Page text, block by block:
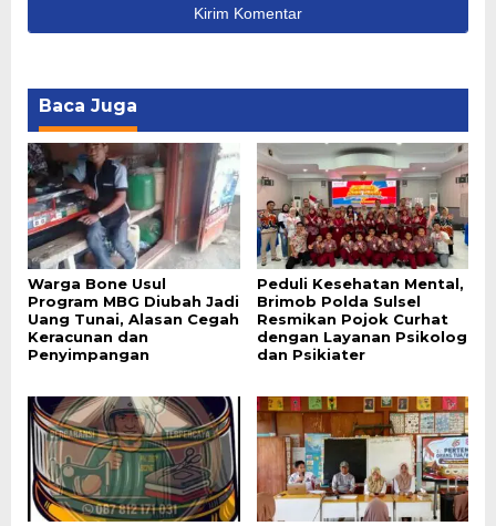
Baca Juga
Warga Bone Usul
Program MBG Diubah Jadi
Uang Tunai, Alasan Cegah
Keracunan dan
Penyimpangan
Peduli Kesehatan Mental,
Brimob Polda Sulsel
Resmikan Pojok Curhat
dengan Layanan Psikolog
dan Psikiater